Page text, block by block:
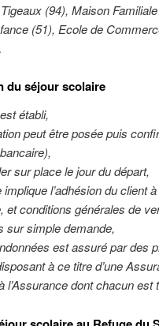
(94), Maison
(51), Ecole de
du séjour scolaire
établi,
peut être posée puis
sur place le jour du départ,
implique l’adhésion du
et conditions générales de
sur simple demande,
est assuré par des
à ce titre d’une
l’Assurance dont chacun